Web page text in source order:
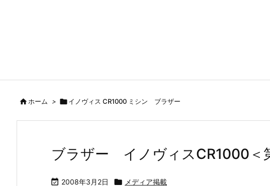
ホーム > イノヴィス CR1000 ミシン ブラザー
ブラザー イノヴィスCR1000＜
 2008年3月2日  メディア掲載